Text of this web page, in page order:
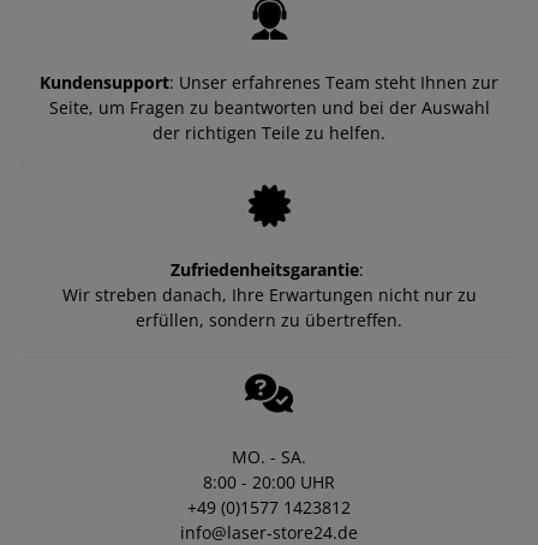
Kundensupport: Unser erfahrenes Team steht Ihnen zur
Seite, um Fragen zu beantworten und bei der Auswahl
der richtigen Teile zu helfen.
Zufriedenheitsgarantie:
Wir streben danach, Ihre Erwartungen nicht nur zu
erfüllen, sondern zu übertreffen.
MO. - SA.
8:00 - 20:00 UHR
+49 (0)1577 1423812
info@laser-store24.de